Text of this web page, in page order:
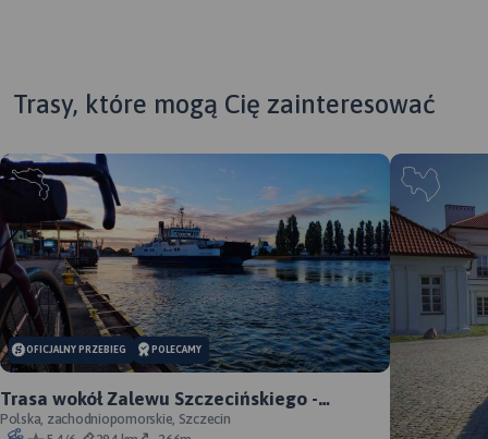
Trasy, które mogą Cię zainteresować
OFICJALNY PRZEBIEG POLECAMY
Trasa wokół Zalewu Szczecińskiego -
oficjalny przebieg szlaku
Polska, zachodniopomorskie, Szczecin